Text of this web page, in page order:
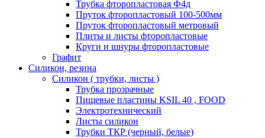
Трубка фторопластовая Ф4д
Пруток фторопластовый 100-500мм
Пруток фторопластовый метровый
Плиты и листы фторопластовые
Круги и шнуры фторопластовые
Графит
Силикон, резина
Силикон ( трубки, листы )
Трубка прозрачные
Пищевые пластины KSIL 40 , FOOD
Электротехнический
Листы силикон
Трубки ТКР (черный, белые)